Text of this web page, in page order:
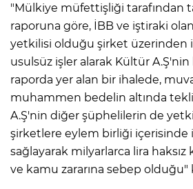
"Mülkiye müfettişliği tarafından
raporuna göre, İBB ve iştiraki
yetkilisi olduğu şirket üzerinden
usulsüz işler alarak Kültür A.Ş'nin
raporda yer alan bir ihalede,
muhammen bedelin altında
A.Ş'nin diğer şüphelilerin de
şirketlere eylem birliği içerisinde
sağlayarak milyarlarca lira
ve kamu zararına sebep olduğu"